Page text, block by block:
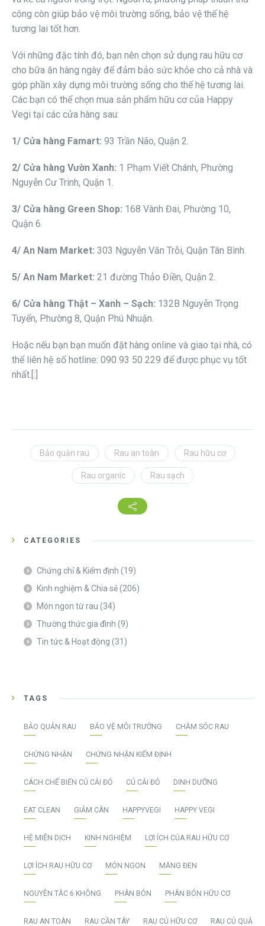
công còn giúp bảo vệ môi trường sống, bảo vệ thế hệ
tương lai tốt hơn.
Với những đặc tính đó, bạn nên chọn sử dụng rau hữu cơ
cho bữa ăn hàng ngày để đảm bảo sức khỏe cho cả nhà và
góp phần xây dựng môi trường sống cho thế hệ tương lai.
Các bạn có thể chọn mua sản phẩm hữu cơ của Happy
Vegi tại các cửa hàng sau:
1/ Cửa hàng Famart: 93 Trần Não, Quận 2.
2/ Cửa hàng Vườn Xanh: 1 Phạm Viết Chánh, Phường
Nguyễn Cư Trinh, Quận 1.
3/ Cửa hàng Green Shop: 168 Vành Đai, Phường 10,
Quận 6.
4/ An Nam Market: 303 Nguyễn Văn Trỗi, Quận Tân Bình.
5/ An Nam Market: 21 đường Thảo Điền, Quận 2.
6/ Cửa hàng Thật – Xanh – Sạch: 132B Nguyễn Trọng
Tuyển, Phường 8, Quận Phú Nhuận.
Hoặc nếu bạn bạn muốn đặt hàng online và giao tại nhà, có
thể liên hệ số hotline: 090 93 50 229 để được phục vụ tốt
nhất.[:]
Bảo quản rau Rau an toàn Rau hữu cơ
Rau organic Rau sạch
CATEGORIES
Chứng chỉ & Kiểm định (19)
Kinh nghiệm & Chia sẻ(206)
Món ngon từ rau (34)
Thường thức gia đình (9)
Tin tức & Hoạt động (31)
TAGS
BẢO QUẢN RAU BẢO VỆ MÔI TRƯỜNG CHĂM SÓC RAU
CHỨNG NHẬN CHỨNG NHẬN KIỂM ĐỊNH
CÁCH CHẾ BIẾN CỦ CẢI ĐỎ CỦ CẢI ĐỎ DINH DƯỠNG
EAT CLEAN GIẢM CÂN HAPPYVEGI HAPPY VEGI
HỆ MIỄN DỊCH KINH NGHIỆM LỢI ÍCH CỦA RAU HỮU CƠ
LỢI ÍCH RAU HỮU CƠ MÓN NGON MĂNG ĐEN
NGUYÊN TẮC 6 KHÔNG PHÂN BÓN PHÂN BÓN HỮU CƠ
RAU AN TOÀN RAU CẦN TÂY RAU CỦ HỮU CƠ RAU CỦ QUẢ